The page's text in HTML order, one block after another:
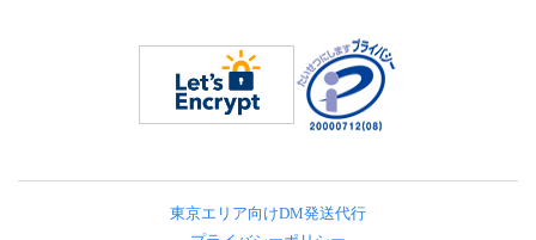
東京エリア向けDM発送代行